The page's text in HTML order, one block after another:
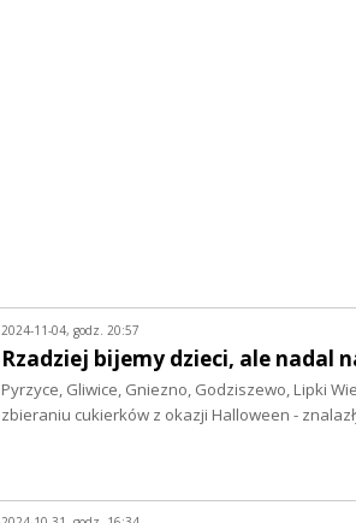
2024-11-04, godz. 20:57
Rzadziej bijemy dzieci, ale nadal
Pyrzyce, Gliwice, Gniezno, Godziszewo, Lipki
zbieraniu cukierków z okazji Halloween -